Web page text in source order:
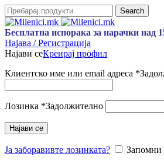
Search
Бесплатна испорака за нарачки над
Најава / Регистрација
Најави сеКреирај профил
Клиентско име или email адреса *
Лозинка *Задолжително
Најави се
Ја заборавивте лозинката?
Запомни